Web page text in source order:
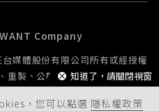
，您可以點選 隱私權政策
知道了，請關閉視窗
Company
媒體股份有限公司所有或經授權
重製、公開播送或公開傳輸。